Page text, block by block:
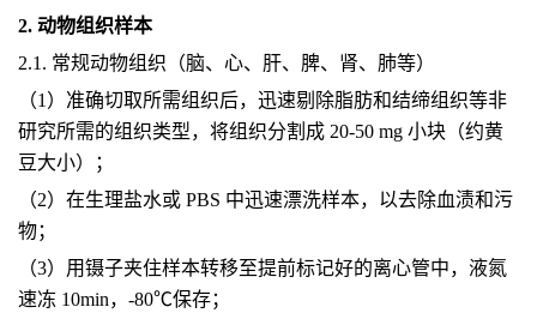
2. 动物组织样本
2.1. 常规动物组织（脑、心、肝、脾、肾、肺等）
（1）准确切取所需组织后，迅速剔除脂肪和结缔组织等非
研究所需的组织类型，将组织分割成 20-50 mg 小块（约黄
豆大小）；
（2）在生理盐水或 PBS 中迅速漂洗样本，以去除血渍和污
物；
（3）用镊子夹住样本转移至提前标记好的离心管中，液氮
速冻 10min，-80℃保存；